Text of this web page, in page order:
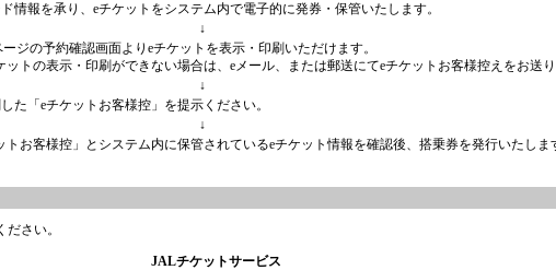
情報を承り、eチケットをシステム内で電子的に発券・保管いたします。
↓
ジの予約確認画面よりeチケットを表示・印刷いただけます。
トの表示・印刷ができない場合は、eメール、または郵送にてeチケットお客様控えをお送り
↓
た「eチケットお客様控」を提示ください。
↓
お客様控」とシステム内に保管されているeチケット情報を確認後、搭乗券を発行いたしま
さい。
JALチケットサービス